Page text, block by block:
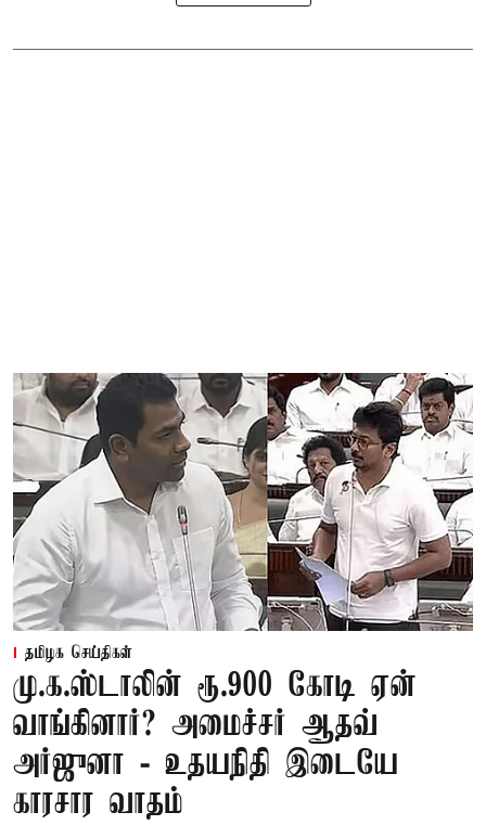
தமிழக செய்திகள்
மு.க.ஸ்டாலின் ரூ.900 கோடி ஏன்
வாங்கினார்? அமைச்சர் ஆதவ்
அர்ஜுனா - உதயநிதி இடையே
காரசார வாதம்